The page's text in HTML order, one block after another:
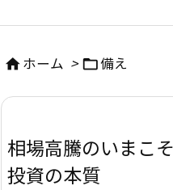
ホーム > 備え
相場高騰のいまこ
投資の本質